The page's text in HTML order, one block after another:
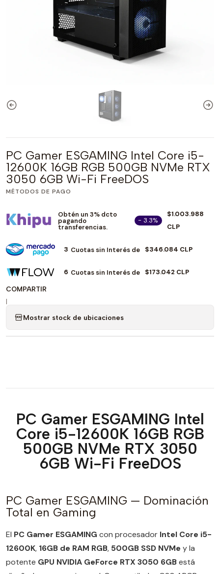
PC Gamer ESGAMING Intel Core i5-
12600K 16GB RGB 500GB NVMe RTX
3050 6GB Wi-Fi FreeDOS
MÉTODOS DE PAGO
Obtén un 3% dcto
pagando
transferencias.
- 3.3%
$1.003.988
CLP
3 Cuotas sin Interés de $346.084 CLP
6 Cuotas sin Interés de $173.042 CLP
COMPARTIR
|
Mostrar stock de ubicaciones
PC Gamer ESGAMING Intel
Core i5-12600K 16GB RGB
500GB NVMe RTX 3050
6GB Wi-Fi FreeDOS
PC Gamer ESGAMING — Dominación
Total en Gaming
El PC Gamer ESGAMING con procesador Intel Core i5-
12600K, 16GB de RAM RGB, 500GB SSD NVMe y la
potente GPU NVIDIA GeForce RTX 3050 6GBestá